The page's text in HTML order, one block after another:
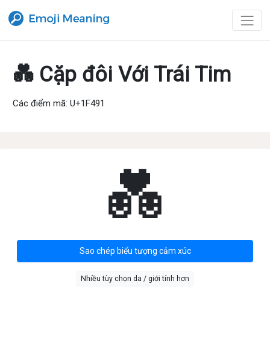
💑 Cặp đôi Với Trái Tim
Các điểm mã: U+1F491
💑
Sao chép biểu tượng cảm xúc
Nhiều tùy chọn da / giới tính hơn